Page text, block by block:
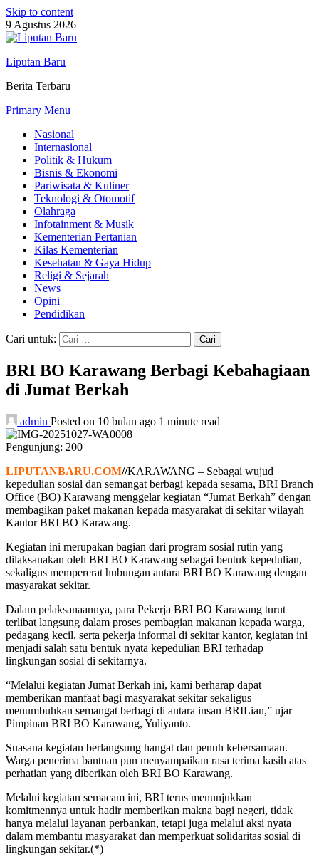
Skip to content
9 Agustus 2026
Liputan Baru
Berita Terbaru
Primary Menu
Nasional
Internasional
Politik & Hukum
Bisnis & Ekonomi
Pariwisata & Kuliner
Teknologi & Otomotif
Olahraga
Infotainment & Musik
Kementerian Pertanian
Kilas Kementerian
Kesehatan & Gaya Hidup
Religi & Sejarah
News
Opini
Pendidikan
Cari untuk:
BRI BO Karawang Berbagi Kebahagiaan
di Jumat Berkah
admin Posted on 10 bulan ago 1 minute read
Pengunjung: 200
LIPUTANBARU.COM//KARAWANG – Sebagai wujud
kepedulian sosial dan semangat berbagi kepada sesama, BRI Branch
Office (BO) Karawang menggelar kegiatan “Jumat Berkah” dengan
membagikan paket makanan kepada masyarakat di sekitar wilayah
Kantor BRI BO Karawang.
Kegiatan ini merupakan bagian dari program sosial rutin yang
dilaksanakan oleh BRI BO Karawang sebagai bentuk kepedulian,
sekaligus mempererat hubungan antara BRI BO Karawang dengan
masyarakat sekitar.
Dalam pelaksanaannya, para Pekerja BRI BO Karawang turut
terlibat langsung dalam proses pembagian makanan kepada warga,
pedagang kecil, serta pekerja informal di sekitar kantor, kegiatan ini
menjadi salah satu bentuk nyata kepedulian BRI terhadap
lingkungan sosial di sekitarnya.
“Melalui kegiatan Jumat Berkah ini, kami berharap dapat
memberikan manfaat bagi masyarakat sekitar sekaligus
menumbuhkan semangat berbagi di antara insan BRILian,” ujar
Pimpinan BRI BO Karawang, Yuliyanto.
Suasana kegiatan berlangsung hangat dan penuh kebersamaan.
Warga penerima bantuan pun menyampaikan rasa terima kasih atas
perhatian yang diberikan oleh BRI BO Karawang.
Melalui kegiatan semacam ini, BRI terus menunjukkan
komitmennya untuk hadir memberikan makna bagi negeri, tidak
hanya melalui layanan perbankan, tetapi juga melalui aksi nyata
dalam membantu masyarakat dan memperkuat solidaritas sosial di
lingkungan sekitar.(*)